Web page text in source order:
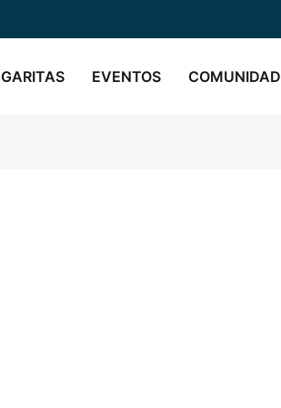
GARITAS EVENTOS COMUNIDAD